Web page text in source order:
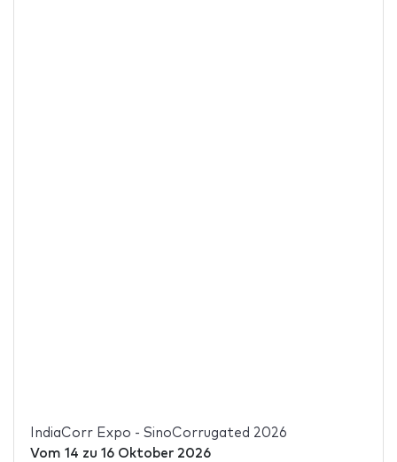
IndiaCorr Expo - SinoCorrugated 2026
Vom 14 zu 16 Oktober 2026